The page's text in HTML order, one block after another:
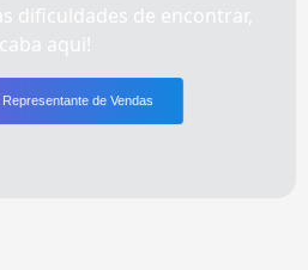
dificuldades de encontrar,
aqui!
de Vendas